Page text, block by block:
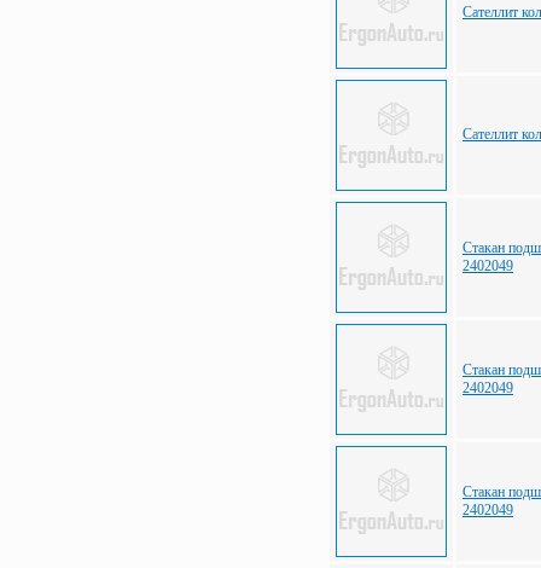
Сателлит
Сателлит
Стакан
2402049
Стакан
2402049
Стакан
2402049